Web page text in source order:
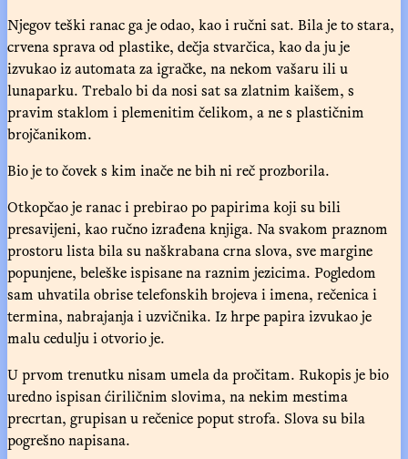
Njegov teški ranac ga je odao, kao i ručni sat. Bila je to stara,
crvena sprava od plastike, dečja stvarčica, kao da ju je
izvukao iz automata za igračke, na nekom vašaru ili u
lunaparku. Trebalo bi da nosi sat sa zlatnim kaišem, s
pravim staklom i plemenitim čelikom, a ne s plastičnim
brojčanikom.
Bio je to čovek s kim inače ne bih ni reč prozborila.
Otkopčao je ranac i prebirao po papirima koji su bili
presavijeni, kao ručno izrađena knjiga. Na svakom praznom
prostoru lista bila su naškrabana crna slova, sve margine
popunjene, beleške ispisane na raznim jezicima. Pogledom
sam uhvatila obrise telefonskih brojeva i imena, rečenica i
termina, nabrajanja i uzvičnika. Iz hrpe papira izvukao je
malu cedulju i otvorio je.
U prvom trenutku nisam umela da pročitam. Rukopis je bio
uredno ispisan ćiriličnim slovima, na nekim mestima
precrtan, grupisan u rečenice poput strofa. Slova su bila
pogrešno napisana.